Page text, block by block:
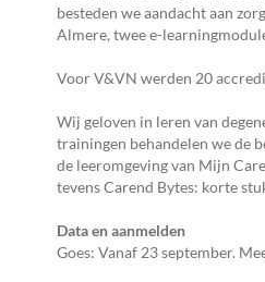
besteden we aandacht aan
Almere, twee e-
Voor V&VN werden 20
Wij geloven in leren van
trainingen behandelen we de
de leeromgeving van Mijn
tevens Carend Bytes: korte
Data en aanmelden
Goes: Vanaf 23 september.